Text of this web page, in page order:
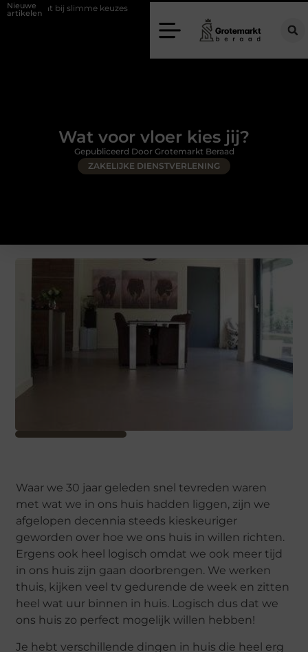
Nieuwe
artikelen
slimme keuzes Waarom kiezen voor een rijschool in Utrecht?
Wat voor vloer kies jij?
ZAKELIJKE DIENSTVERLENING
Gepubliceerd Door Grotemarkt Beraad
Waar we 30 jaar geleden snel tevreden waren
met wat we in ons huis hadden liggen, zijn we
afgelopen decennia steeds kieskeuriger
geworden over hoe we ons huis in willen richten.
Ergens ook heel logisch omdat we ook meer tijd
in ons huis zijn gaan doorbrengen. We werken
thuis, kijken veel tv gedurende de week en zitten
heel wat uur binnen in huis. Logisch dus dat we
ons huis zo perfect mogelijk willen hebben!
Je hebt verschillende dingen in huis die heel erg